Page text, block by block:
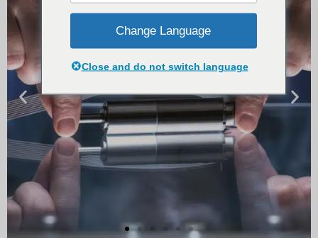
Change Language
Close and do not switch language